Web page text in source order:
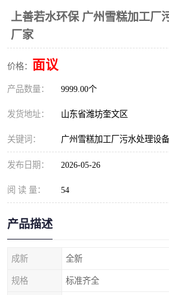
上善若水环保 广州雪糕加工厂
厂家
价格： 面议
产品数量： 9999.00个
发货地址： 山东省潍坊奎文区
关键词： 广州雪糕加工厂污水处理设
发布日期： 2026-05-26
阅 读 量： 54
产品描述
成新 全新
规格 标准齐全